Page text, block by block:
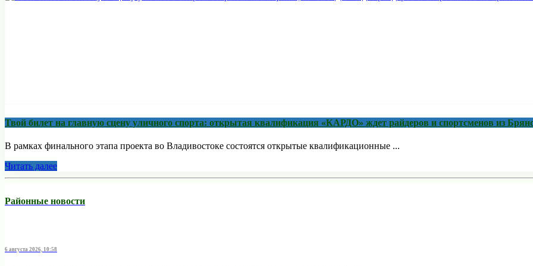
Твой билет на главную сцену уличного спорта: открытая квалификация «КАРДО» ждет райдеров и спортсменов из
В рамках финального этапа проекта во Владивостоке состоятся открытые квалификационные ...
Читать далее
Районные новости
6 августа 2026, 10:58